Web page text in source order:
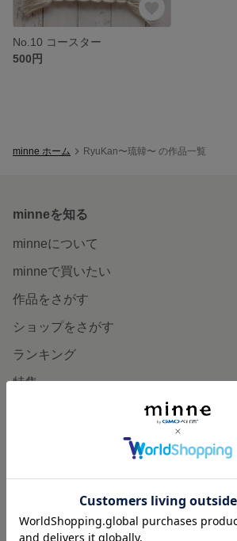
No.10 コースター
500円
minne ホーム RyuKan〜琉韓〜 の作品一覧
minneを知る
minneについて
minneで買いたい
作品をさがす
ショップをさがす
ランキング
特集
食品販売
ヴィンテージ販売
ダウンロード販売